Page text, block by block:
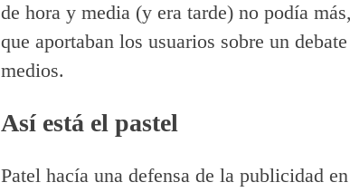
de hora y media (y era tarde) no podía
que aportaban los usuarios sobre un
medios.
Así está el pastel
Patel hacía una defensa de la publicidad